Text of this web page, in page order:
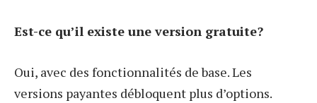
Est-ce qu’il existe une version gratuite?
Oui, avec des fonctionnalités de base. Les
versions payantes débloquent plus d’options.